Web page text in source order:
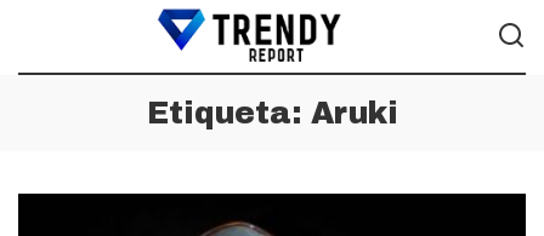
Etiqueta: Aruki